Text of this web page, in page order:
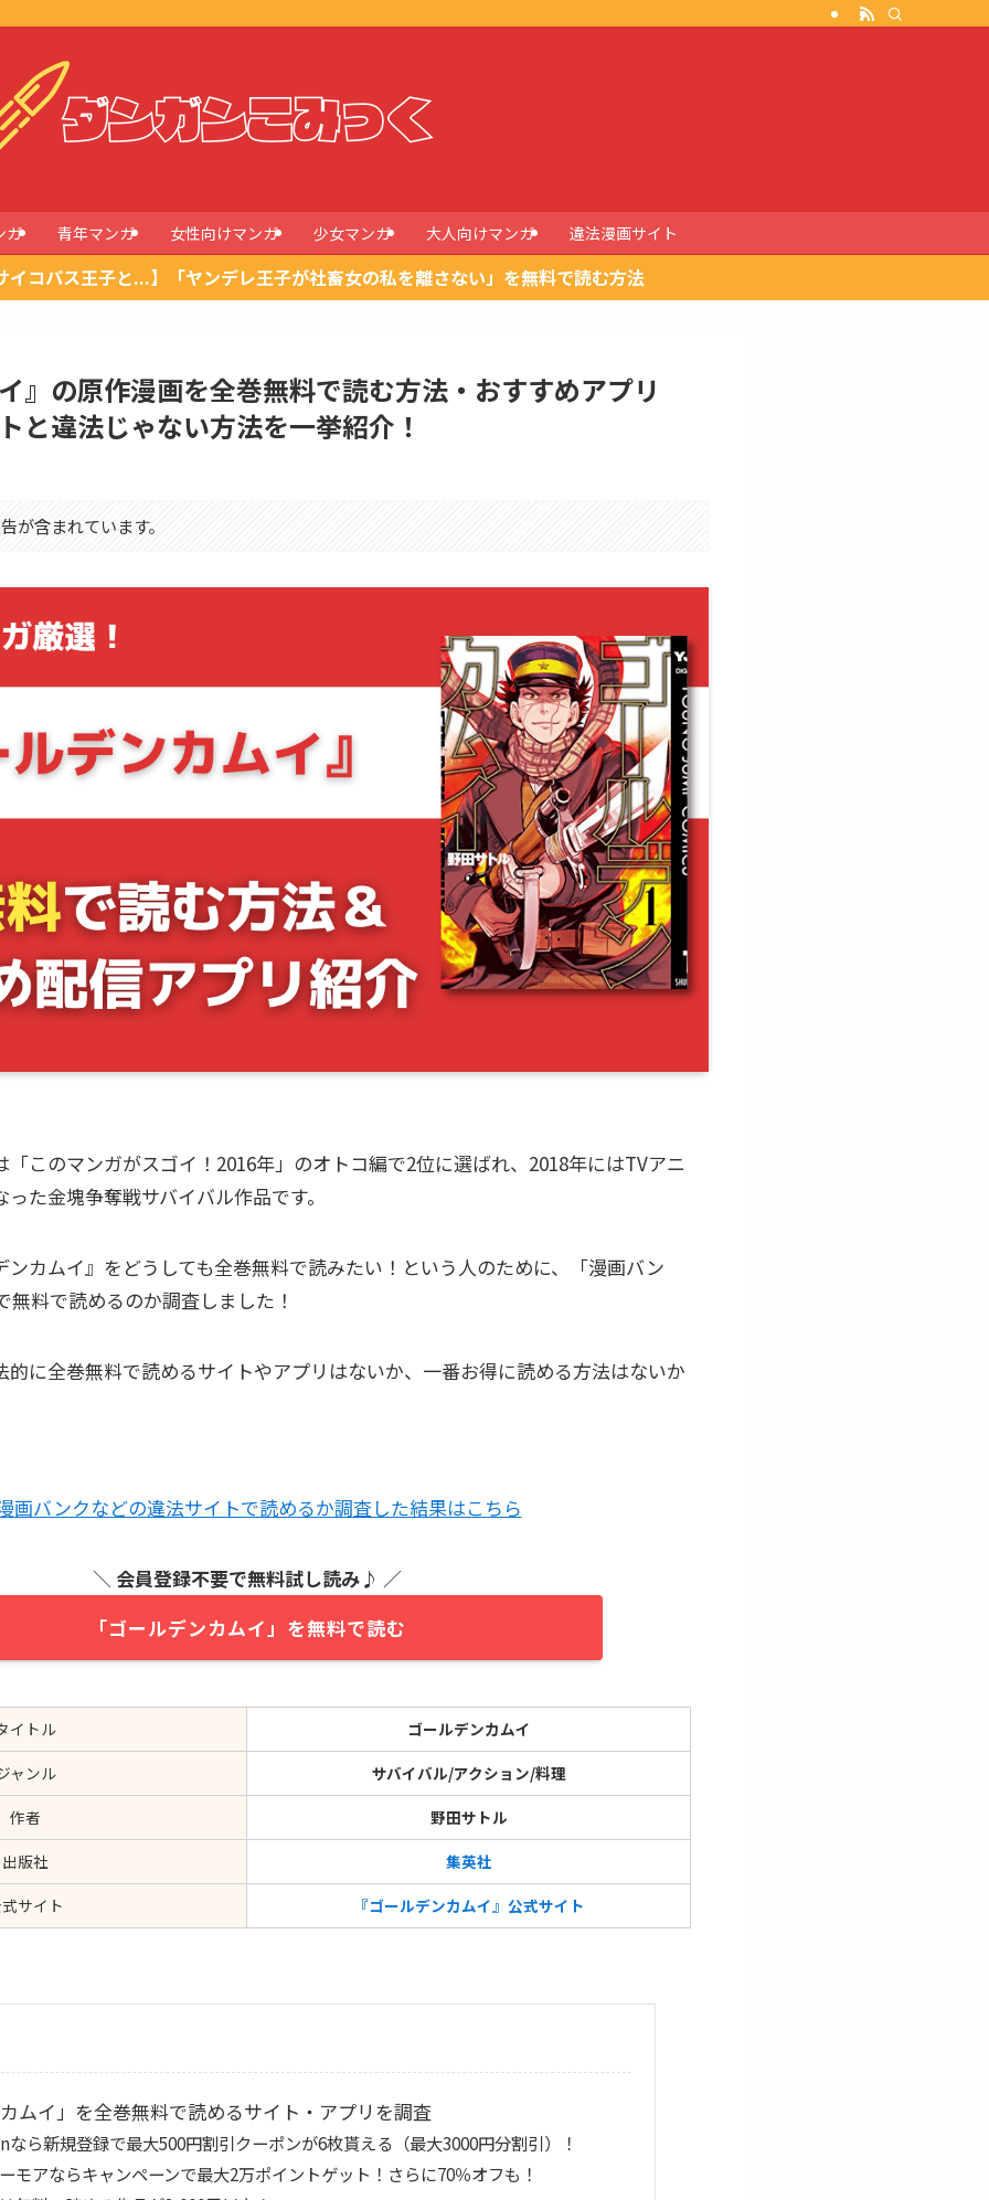
ガ 青年マンガ 女性向けマンガ 少女マンガ 大人向けマンガ 違法漫画サイト
イコパス王子と...】「ヤンデレ王子が社畜女の私を離さない」を無料で読む方法
』の原作漫画を全巻無料で読む方法・おすすめアプリ
と違法じゃない方法を一挙紹介！
が含まれています。
このマンガがスゴイ！2016年」のオトコ編で2位に選ばれ、2018年にはTVアニ
た金塊争奪戦サバイバル作品です。
カムイ』をどうしても全巻無料で読みたい！という人のために、「漫画バン
料で読めるのか調査しました！
的に全巻無料で読めるサイトやアプリはないか、一番お得に読める方法はないか
画バンクなどの違法サイトで読めるか調査した結果はこちら
＼ 会員登録不要で無料試し読み♪ ／
「ゴールデンカムイ」を無料で読む
イトル
ゴールデンカムイ
ャンル
サバイバル/アクション/料理
作者
野田サトル
出版社
集英社
サイト
『ゴールデンカムイ』公式サイト
ムイ」を全巻無料で読めるサイト・アプリを調査
ら新規登録で最大500円割引クーポンが6枚貰える（最大3000円分割引）！
モアならキャンペーンで最大2万ポイントゲット！さらに70％オフも！